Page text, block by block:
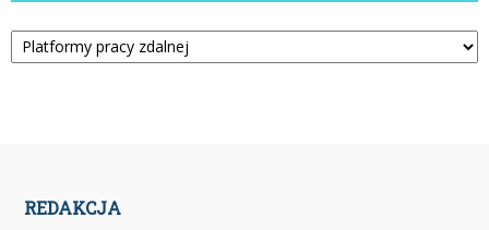
Kategorie
REDAKCJA